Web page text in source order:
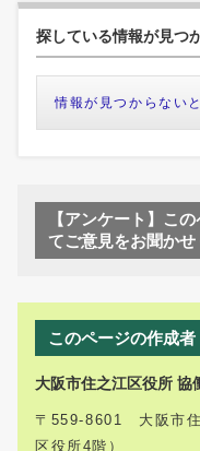
探している情報が見つ
情報が見つからない
【アンケート】こ
てご意見をお聞かせ
このページの作成
大阪市住之江区役所 協
〒559-8601 大阪市住
区役所4階）